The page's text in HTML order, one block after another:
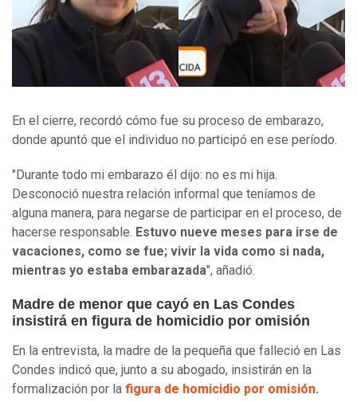
En el cierre, recordó cómo fue su proceso de embarazo,
donde apuntó que el individuo no participó en ese período.
"Durante todo mi embarazo él dijo: no es mi hija.
Desconoció nuestra relación informal que teníamos de
alguna manera, para negarse de participar en el proceso, de
hacerse responsable. Estuvo nueve meses para irse de
vacaciones, como se fue; vivir la vida como si nada,
mientras yo estaba embarazada", añadió.
Madre de menor que cayó en Las Condes
insistirá en figura de homicidio por omisión
En la entrevista, la madre de la pequeña que falleció en Las
Condes indicó que, junto a su abogado, insistirán en la
formalización por la figura de homicidio por omisión.